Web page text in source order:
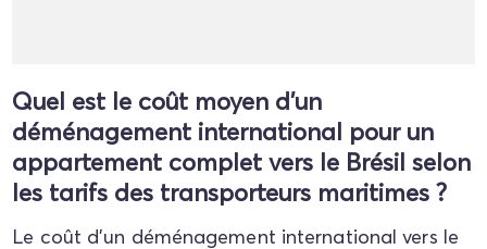
Quel est le coût moyen d'un
déménagement international pour un
appartement complet vers le Brésil selon
les tarifs des transporteurs maritimes ?
Le coût d'un déménagement international vers le